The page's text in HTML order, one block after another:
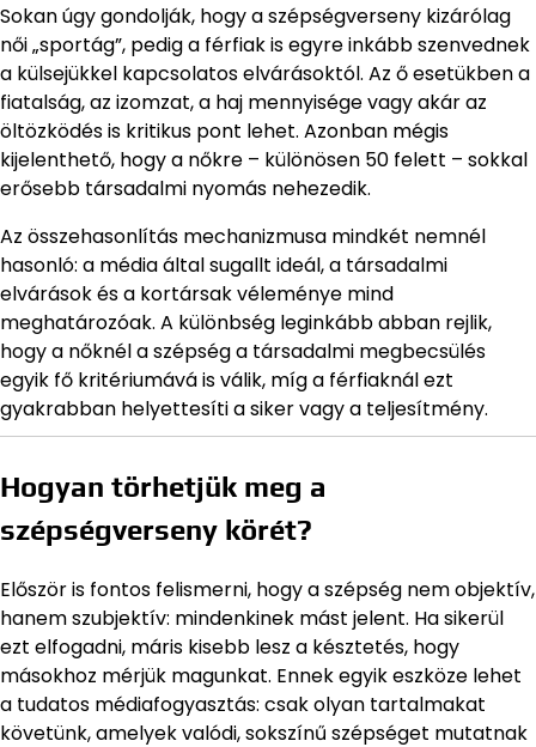
Sokan úgy gondolják, hogy a szépségverseny kizárólag
női „sportág”, pedig a férfiak is egyre inkább szenvednek
a külsejükkel kapcsolatos elvárásoktól. Az ő esetükben a
fiatalság, az izomzat, a haj mennyisége vagy akár az
öltözködés is kritikus pont lehet. Azonban mégis
kijelenthető, hogy a nőkre – különösen 50 felett – sokkal
erősebb társadalmi nyomás nehezedik.
Az összehasonlítás mechanizmusa mindkét nemnél
hasonló: a média által sugallt ideál, a társadalmi
elvárások és a kortársak véleménye mind
meghatározóak. A különbség leginkább abban rejlik,
hogy a nőknél a szépség a társadalmi megbecsülés
egyik fő kritériumává is válik, míg a férfiaknál ezt
gyakrabban helyettesíti a siker vagy a teljesítmény.
Hogyan törhetjük meg a
szépségverseny körét?
Először is fontos felismerni, hogy a szépség nem objektív,
hanem szubjektív: mindenkinek mást jelent. Ha sikerül
ezt elfogadni, máris kisebb lesz a késztetés, hogy
másokhoz mérjük magunkat. Ennek egyik eszköze lehet
a tudatos médiafogyasztás: csak olyan tartalmakat
követünk, amelyek valódi, sokszínű szépséget mutatnak